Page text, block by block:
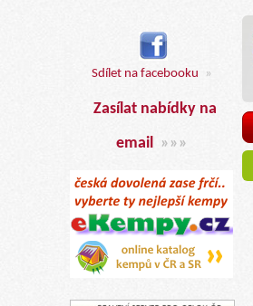
Sdílet na facebooku »
Zasílat nabídky na
email »»»